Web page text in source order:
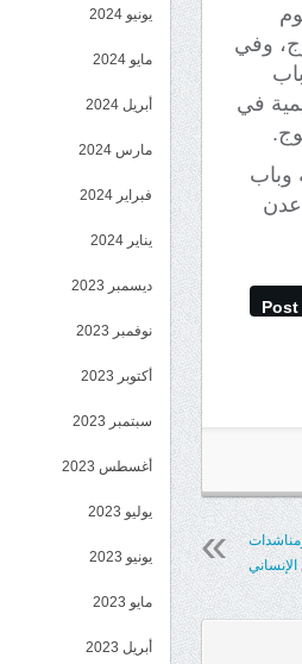
وفي
في
وباب
عدن
Post
الإنساني
يونيو 2024
مايو 2024
أبريل 2024
مارس 2024
فبراير 2024
يناير 2024
ديسمبر 2023
نوفمبر 2023
أكتوبر 2023
سبتمبر 2023
أغسطس 2023
يوليو 2023
يونيو 2023
مايو 2023
أبريل 2023